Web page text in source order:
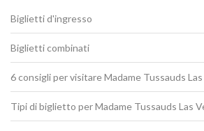
Biglietti d'ingresso
Biglietti combinati
6 consigli per visitare Madame Tussauds Las
Tipi di biglietto per Madame Tussauds Las